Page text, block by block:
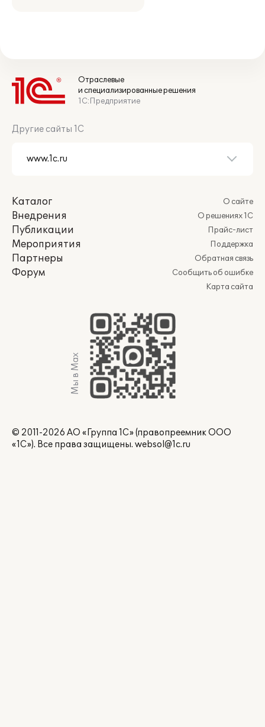
Отраслевые
и специализированные решения
1С:Предприятие
Другие сайты 1С
Каталог
Внедрения
Публикации
Мероприятия
Партнеры
Форум
О сайте
О решениях 1С
Прайс-лист
Поддержка
Обратная связь
Сообщить об ошибке
Карта сайта
Мы в Max
© 2011-2026 АО «Группа 1С» (правопреемник ООО
«1С»). Все права защищены. websol@1c.ru